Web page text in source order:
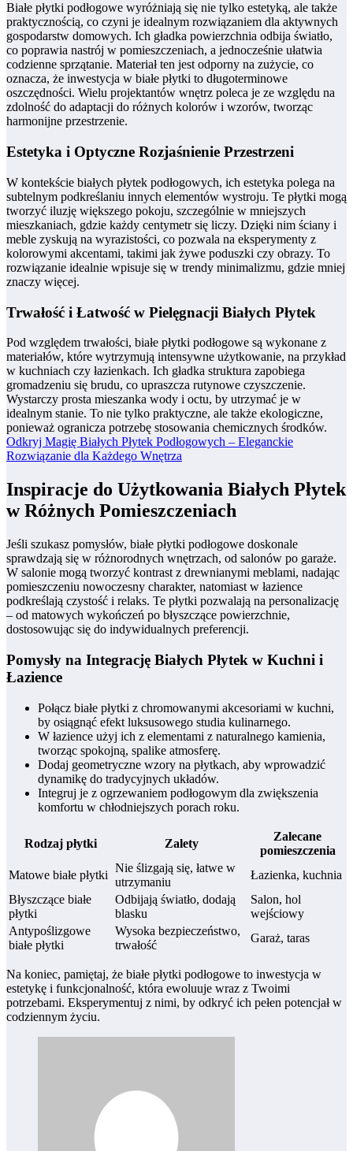
Białe płytki podłogowe wyróżniają się nie tylko estetyką, ale także
praktycznością, co czyni je idealnym rozwiązaniem dla aktywnych
gospodarstw domowych. Ich gładka powierzchnia odbija światło,
co poprawia nastrój w pomieszczeniach, a jednocześnie ułatwia
codzienne sprzątanie. Materiał ten jest odporny na zużycie, co
oznacza, że inwestycja w białe płytki to długoterminowe
oszczędności. Wielu projektantów wnętrz poleca je ze względu na
zdolność do adaptacji do różnych kolorów i wzorów, tworząc
harmonijne przestrzenie.
Estetyka i Optyczne Rozjaśnienie Przestrzeni
W kontekście białych płytek podłogowych, ich estetyka polega na
subtelnym podkreślaniu innych elementów wystroju. Te płytki mogą
tworzyć iluzję większego pokoju, szczególnie w mniejszych
mieszkaniach, gdzie każdy centymetr się liczy. Dzięki nim ściany i
meble zyskują na wyrazistości, co pozwala na eksperymenty z
kolorowymi akcentami, takimi jak żywe poduszki czy obrazy. To
rozwiązanie idealnie wpisuje się w trendy minimalizmu, gdzie mniej
znaczy więcej.
Trwałość i Łatwość w Pielęgnacji Białych Płytek
Pod względem trwałości, białe płytki podłogowe są wykonane z
materiałów, które wytrzymują intensywne użytkowanie, na przykład
w kuchniach czy łazienkach. Ich gładka struktura zapobiega
gromadzeniu się brudu, co upraszcza rutynowe czyszczenie.
Wystarczy prosta mieszanka wody i octu, by utrzymać je w
idealnym stanie. To nie tylko praktyczne, ale także ekologiczne,
ponieważ ogranicza potrzebę stosowania chemicznych środków.
Odkryj Magię Białych Płytek Podłogowych – Eleganckie
Rozwiązanie dla Każdego Wnętrza
Inspiracje do Użytkowania Białych Płytek
w Różnych Pomieszczeniach
Jeśli szukasz pomysłów, białe płytki podłogowe doskonale
sprawdzają się w różnorodnych wnętrzach, od salonów po garaże.
W salonie mogą tworzyć kontrast z drewnianymi meblami, nadając
pomieszczeniu nowoczesny charakter, natomiast w łazience
podkreślają czystość i relaks. Te płytki pozwalają na personalizację
– od matowych wykończeń po błyszczące powierzchnie,
dostosowując się do indywidualnych preferencji.
Pomysły na Integrację Białych Płytek w Kuchni i
Łazience
Połącz białe płytki z chromowanymi akcesoriami w kuchni,
by osiągnąć efekt luksusowego studia kulinarnego.
W łazience użyj ich z elementami z naturalnego kamienia,
tworząc spokojną, spalike atmosferę.
Dodaj geometryczne wzory na płytkach, aby wprowadzić
dynamikę do tradycyjnych układów.
Integruj je z ogrzewaniem podłogowym dla zwiększenia
komfortu w chłodniejszych porach roku.
Rodzaj płytki Zalety
Zalecane
pomieszczenia
Matowe białe płytki
Nie ślizgają się, łatwe w
utrzymaniu
Łazienka, kuchnia
Błyszczące białe
płytki
Odbijają światło, dodają
blasku
Salon, hol
wejściowy
Antypoślizgowe
białe płytki
Wysoka bezpieczeństwo,
trwałość
Garaż, taras
Na koniec, pamiętaj, że białe płytki podłogowe to inwestycja w
estetykę i funkcjonalność, która ewoluuje wraz z Twoimi
potrzebami. Eksperymentuj z nimi, by odkryć ich pełen potencjał w
codziennym życiu.